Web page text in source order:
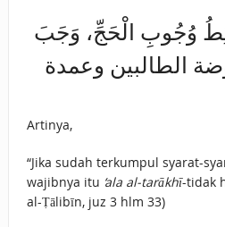
وُجُوبِ الْحَجِّ، وَجَبَ
الطالبين وعمدة
Artinya,
“Jika sudah terkumpul syarat-
wajibnya itu ‘ala al-tarākhī-tidak
al-Ṭālibīn, juz 3 hlm 33)